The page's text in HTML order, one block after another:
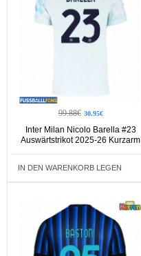
99.88€ 30.95€
Inter Milan Nicolo Barella #23
Auswärtstrikot 2025-26 Kurzarm
IN DEN WARENKORB LEGEN